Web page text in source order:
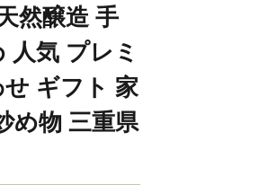
然醸造 手
人気 プレミ
ギフト 家
め物 三重県